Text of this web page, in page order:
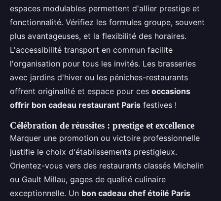
espaces modulables permettent d'allier prestige et
fonctionnalité. Vérifiez les formules groupe, souvent
plus avantageuses, et la flexibilité des horaires.
L'accessibilité transport en commun facilite
l'organisation pour tous les invités. Les brasseries
avec jardins d'hiver ou les péniches-restaurants
offrent originalité et espace pour ces occasions
offrir bon cadeau restaurant Paris festives !
Célébration de réussites : prestige et excellence
Marquer une promotion ou victoire professionnelle
justifie le choix d'établissements prestigieux.
Orientez-vous vers des restaurants classés Michelin
ou Gault Millau, gages de qualité culinaire
exceptionnelle. Un bon cadeau chef étoilé Paris